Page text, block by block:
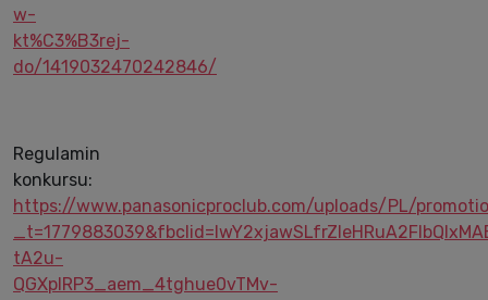
w-
kt%C3%B3rej-
do/1419032470242846/
Regulamin
konkursu:
https://www.panasonicproclub.com/uploads/PL/
tA2u-
QGXplRP3_aem_4tghue0vTMv-